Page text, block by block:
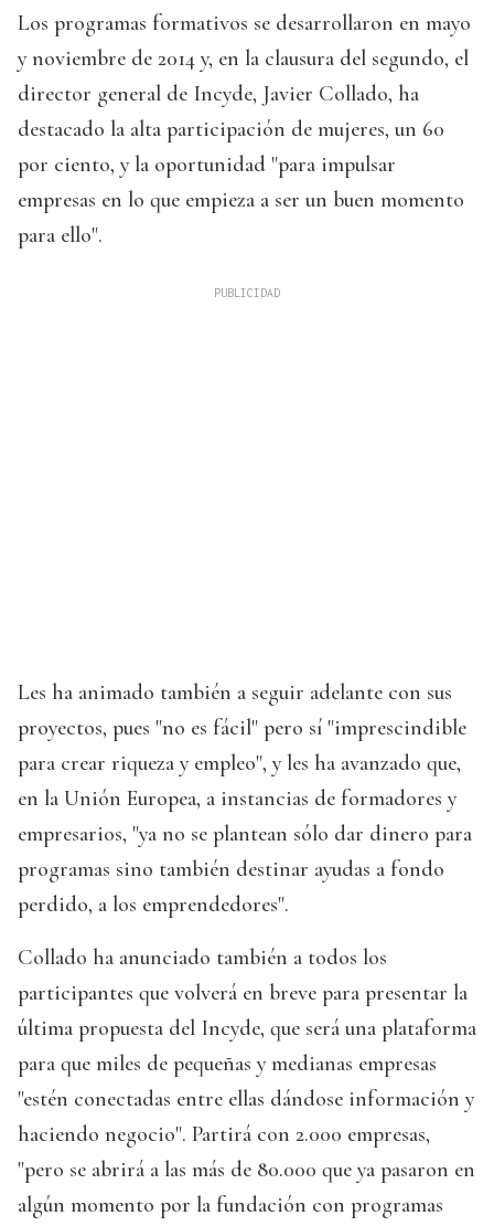
Los programas formativos se desarrollaron en mayo
y noviembre de 2014 y, en la clausura del segundo, el
director general de Incyde, Javier Collado, ha
destacado la alta participación de mujeres, un 60
por ciento, y la oportunidad "para impulsar
empresas en lo que empieza a ser un buen momento
para ello".
Les ha animado también a seguir adelante con sus
proyectos, pues "no es fácil" pero sí "imprescindible
para crear riqueza y empleo", y les ha avanzado que,
en la Unión Europea, a instancias de formadores y
empresarios, "ya no se plantean sólo dar dinero para
programas sino también destinar ayudas a fondo
perdido, a los emprendedores".
Collado ha anunciado también a todos los
participantes que volverá en breve para presentar la
última propuesta del Incyde, que será una plataforma
para que miles de pequeñas y medianas empresas
"estén conectadas entre ellas dándose información y
haciendo negocio". Partirá con 2.000 empresas,
"pero se abrirá a las más de 80.000 que ya pasaron en
algún momento por la fundación con programas